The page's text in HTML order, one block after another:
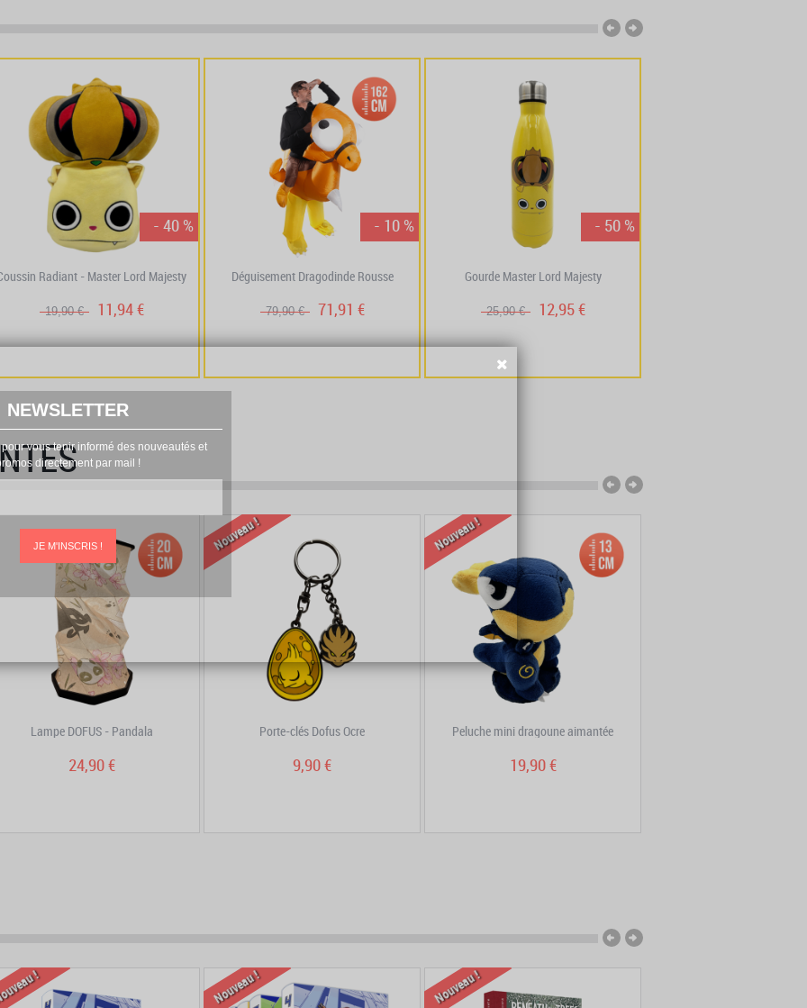
NEWSLETTER
vous tenir informé des nouveautés et
directement par mail !
JE M'INSCRIS !
- 40 %
Radiant - Master Lord Majesty
19,90 € 11,94 €
- 10 %
Déguisement Dragodinde Rousse
79,90 € 71,91 €
- 50 %
Gourde Master Lord Majesty
25,90 € 12,95 €
Lampe DOFUS - Pandala
24,90 €
Nouveau !
Porte-clés Dofus Ocre
9,90 €
Nouveau !
Peluche mini dragoune aimantée
19,90 €
prevnext
! Nouveau ! Nouveau !